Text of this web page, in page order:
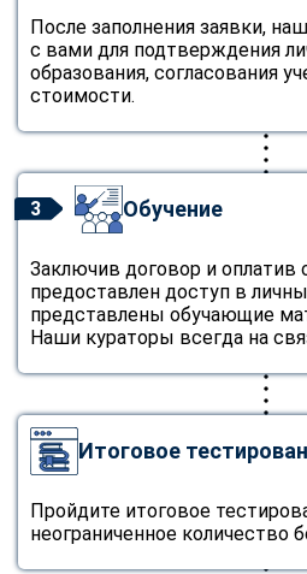
После заполнения заявки,
с вами для подтверждения
образования, согласования
стоимости.
3 Обучение
Заключив договор и оплатив
предоставлен доступ в
представлены обучающие
Наши кураторы всегда на
Итоговое
Пройдите итоговое
неограниченное количество